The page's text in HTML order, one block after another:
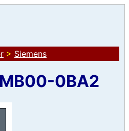
> Siemens
0BA2